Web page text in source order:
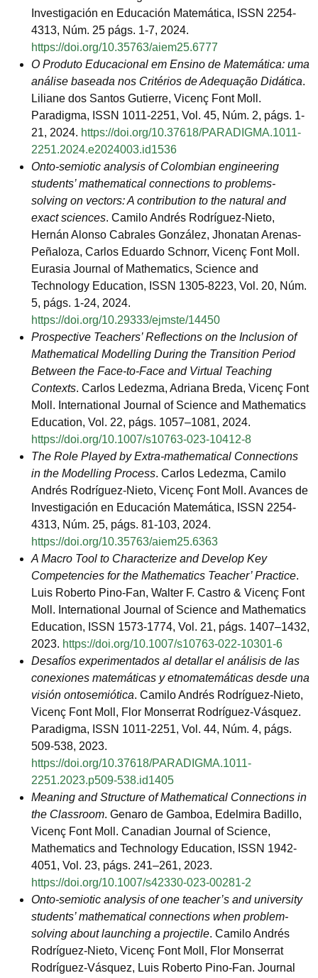
Investigación en Educación Matemática, ISSN 2254-
4313, Núm. 25 págs. 1-7, 2024.
https://doi.org/10.35763/aiem25.6777
O Produto Educacional em Ensino de Matemática: uma
análise baseada nos Critérios de Adequação Didática.
Liliane dos Santos Gutierre, Vicenç Font Moll.
Paradigma, ISSN 1011-2251, Vol. 45, Núm. 2, págs. 1-
21, 2024. https://doi.org/10.37618/PARADIGMA.1011-
2251.2024.e2024003.id1536
Onto-semiotic analysis of Colombian engineering
students’ mathematical connections to problems-
solving on vectors: A contribution to the natural and
exact sciences. Camilo Andrés Rodríguez-Nieto,
Hernán Alonso Cabrales González, Jhonatan Arenas-
Peñaloza, Carlos Eduardo Schnorr, Vicenç Font Moll.
Eurasia Journal of Mathematics, Science and
Technology Education, ISSN 1305-8223, Vol. 20, Núm.
5, págs. 1-24, 2024.
https://doi.org/10.29333/ejmste/14450
Prospective Teachers’ Reflections on the Inclusion of
Mathematical Modelling During the Transition Period
Between the Face-to-Face and Virtual Teaching
Contexts. Carlos Ledezma, Adriana Breda, Vicenç Font
Moll. International Journal of Science and Mathematics
Education, Vol. 22, págs. 1057–1081, 2024.
https://doi.org/10.1007/s10763-023-10412-8
The Role Played by Extra-mathematical Connections
in the Modelling Process. Carlos Ledezma, Camilo
Andrés Rodríguez-Nieto, Vicenç Font Moll. Avances de
Investigación en Educación Matemática, ISSN 2254-
4313, Núm. 25, págs. 81-103, 2024.
https://doi.org/10.35763/aiem25.6363
A Macro Tool to Characterize and Develop Key
Competencies for the Mathematics Teacher’ Practice.
Luis Roberto Pino-Fan, Walter F. Castro & Vicenç Font
Moll. International Journal of Science and Mathematics
Education, ISSN 1573-1774, Vol. 21, págs. 1407–1432,
2023. https://doi.org/10.1007/s10763-022-10301-6
Desafíos experimentados al detallar el análisis de las
conexiones matemáticas y etnomatemáticas desde una
visión ontosemiótica. Camilo Andrés Rodríguez-Nieto,
Vicenç Font Moll, Flor Monserrat Rodríguez-Vásquez.
Paradigma, ISSN 1011-2251, Vol. 44, Núm. 4, págs.
509-538, 2023.
https://doi.org/10.37618/PARADIGMA.1011-
2251.2023.p509-538.id1405
Meaning and Structure of Mathematical Connections in
the Classroom. Genaro de Gamboa, Edelmira Badillo,
Vicenç Font Moll. Canadian Journal of Science,
Mathematics and Technology Education, ISSN 1942-
4051, Vol. 23, págs. 241–261, 2023.
https://doi.org/10.1007/s42330-023-00281-2
Onto-semiotic analysis of one teacher’s and university
students’ mathematical connections when problem-
solving about launching a projectile. Camilo Andrés
Rodríguez-Nieto, Vicenç Font Moll, Flor Monserrat
Rodríguez-Vásquez, Luis Roberto Pino-Fan. Journal